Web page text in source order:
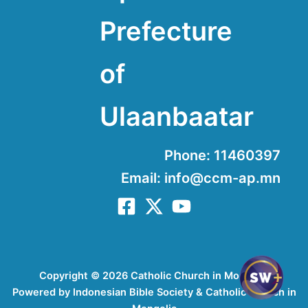
Prefecture
of
Ulaanbaatar
Phone: 11460397
Email: info@ccm-ap.mn
Copyright © 2026 Catholic Church in Mongolia
Powered by Indonesian Bible Society & Catholic Church in